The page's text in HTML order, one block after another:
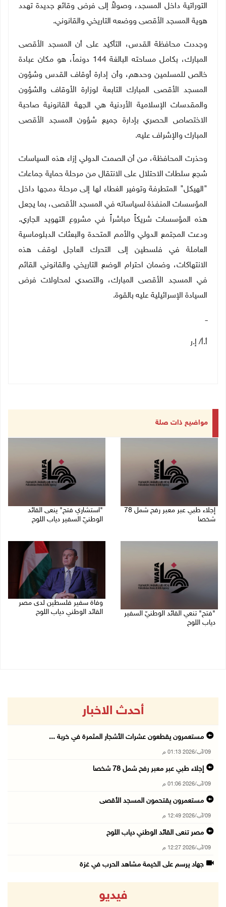
التوراتية داخل المسجد، وصولاً إلى فرض وقائع جديدة تهدد
هوية المسجد الأقصى ووضعه التاريخي والقانوني.
وجددت محافظة القدس، التأكيد على أن المسجد الأقصى
المبارك، بكامل مساحته البالغة 144 دونماً، هو مكان عبادة
خالص للمسلمين وحدهم، وأن إدارة أوقاف القدس وشؤون
المسجد الأقصى المبارك التابعة لوزارة الأوقاف والشؤون
والمقدسات الإسلامية الأردنية هي الجهة القانونية صاحبة
الاختصاص الحصري بإدارة جميع شؤون المسجد الأقصى
المبارك والإشراف عليه.
وحذرت المحافظة، من أن الصمت الدولي إزاء هذه السياسات
شجع سلطات الاحتلال على الانتقال من مرحلة حماية جماعات
"الهيكل" المتطرفة وتوفير الغطاء لها إلى مرحلة دمجها داخل
المؤسسات المنفذة لسياساته في المسجد الأقصى، بما يجعل
هذه المؤسسات شريكاً مباشراً في مشروع التهويد الجاري.
ودعت المجتمع الدولي والأمم المتحدة والبعثات الدبلوماسية
العاملة في فلسطين إلى التحرك العاجل لوقف هذه
الانتهاكات، وضمان احترام الوضع التاريخي والقانوني القائم
في المسجد الأقصى المبارك، والتصدي لمحاولات فرض
السيادة الإسرائيلية عليه بالقوة.
ــ
أ.أ/ إ.ر
مواضيع ذات صلة
إجلاء طبي عبر معبر رفح شمل 78
شخصا
"استشاري فتح" ينعى القائد
الوطنيّ السفير دياب اللوح
"فتح" تنعي القائد الوطنيّ السفير
دياب اللوح
وفاة سفير فلسطين لدى مصر
القائد الوطني دياب اللوح
أحدث الاخبار
مستعمرون يقطعون عشرات الأشجار المثمرة في خربة ...
09/آب/2026 01:13 م
إجلاء طبي عبر معبر رفح شمل 78 شخصا
09/آب/2026 01:06 م
مستعمرون يقتحمون المسجد الأقصى
09/آب/2026 12:49 م
مصر تنعى القائد الوطني دياب اللوح
09/آب/2026 12:27 م
جهاد يرسم على الخيمة مشاهد الحرب في غزة
حالات الإجهاض في غزة تتضاعف ثلاث مرات
فيديو